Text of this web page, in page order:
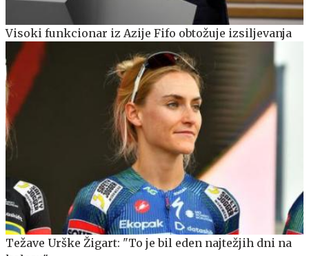
Visoki funkcionar iz Azije Fifo obtožuje izsiljevanja
Težave Urške Žigart: "To je bil eden najtežjih dni na